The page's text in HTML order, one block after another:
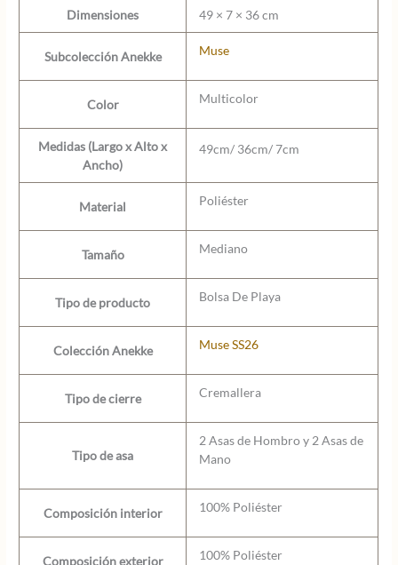
Dimensiones
49 × 7 × 36 cm
Subcolección Anekke Muse
Color Multicolor
Medidas (Largo x Alto x
Ancho)
49cm/ 36cm/ 7cm
Material Poliéster
Tamaño Mediano
Tipo de producto Bolsa De Playa
Colección Anekke Muse SS26
Tipo de cierre Cremallera
Tipo de asa
2 Asas de Hombro y 2 Asas de
Mano
Composición interior 100% Poliéster
Composición exterior 100% Poliéster